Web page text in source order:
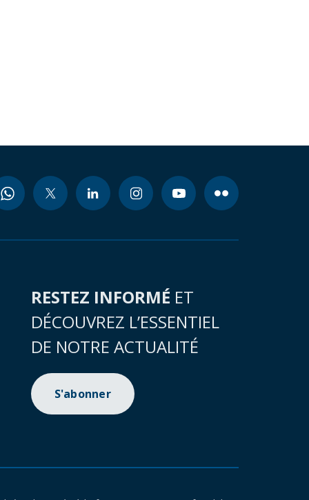
RESTEZ INFORMÉ ET
DÉCOUVREZ L’ESSENTIEL
DE NOTRE ACTUALITÉ
S'abonner